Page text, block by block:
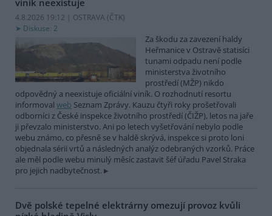
viník neexistuje
4.8.2026 19:12 | OSTRAVA (ČTK)
Diskuse: 2
Za škodu za zavezení haldy
Heřmanice v Ostravě statisíci
tunami odpadu není podle
ministerstva životního
prostředí (MŽP) nikdo
odpovědný a neexistuje oficiální viník. O rozhodnutí resortu
informoval web Seznam Zprávy. Kauzu čtyři roky prošetřovali
odborníci z České inspekce životního prostředí (ČIŽP), letos na jaře
ji převzalo ministerstvo. Ani po letech vyšetřování nebylo podle
webu známo, co přesně se v haldě skrývá, inspekce si proto loni
objednala sérii vrtů a následných analýz odebraných vzorků. Práce
ale měl podle webu minulý měsíc zastavit šéf úřadu Pavel Straka
pro jejich nadbytečnost.
Dvě polské tepelné elektrárny omezují provoz kvůli